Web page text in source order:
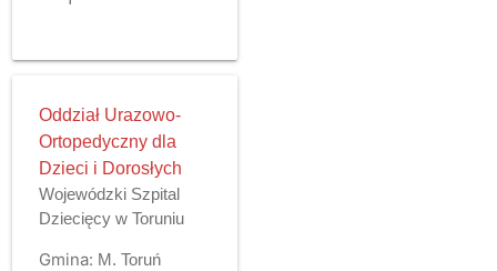
Oddział Urazowo-
Ortopedyczny dla
Dzieci i Dorosłych
Wojewódzki Szpital
Dziecięcy w Toruniu
Gmina: M. Toruń